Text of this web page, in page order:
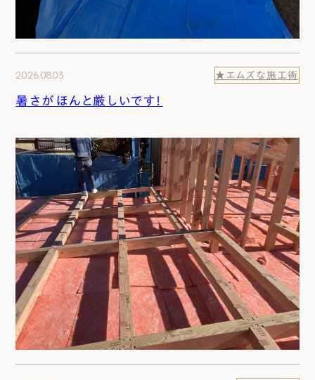
2026.08.03 ★エムズな施工術
暑さがほんと厳しいです！